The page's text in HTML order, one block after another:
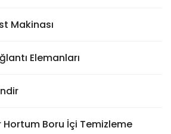
Makinası
Elemanları
Boru İçi Temizleme